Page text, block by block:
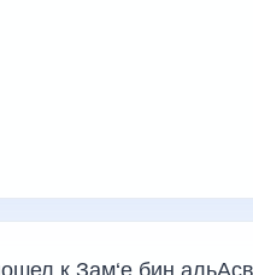
к Зам‘е бин